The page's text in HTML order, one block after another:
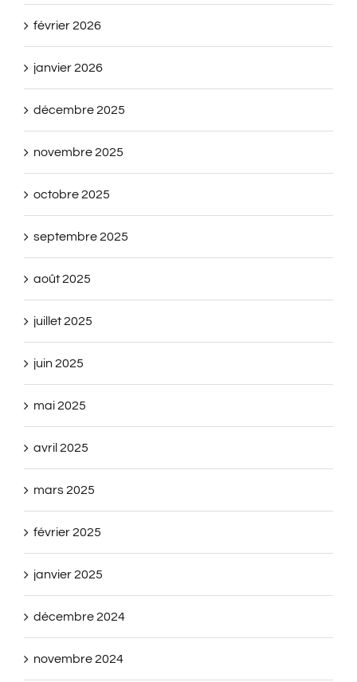
février 2026
janvier 2026
décembre 2025
novembre 2025
octobre 2025
septembre 2025
août 2025
juillet 2025
juin 2025
mai 2025
avril 2025
mars 2025
février 2025
janvier 2025
décembre 2024
novembre 2024